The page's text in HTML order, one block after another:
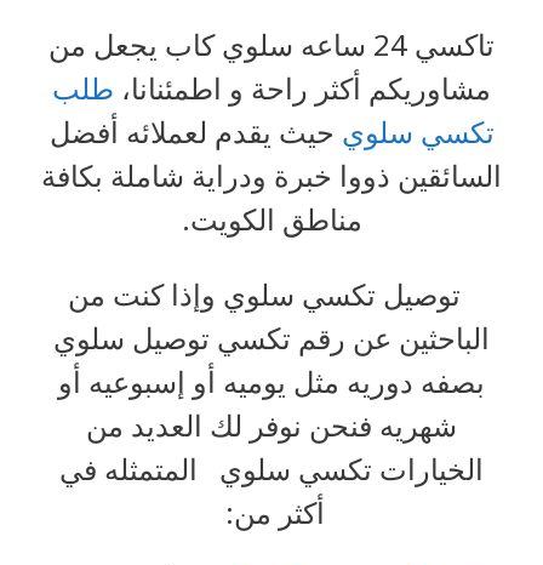
تاكسي 24 ساعه سلوي كاب يجعل من
مشاوريكم أكثر راحة و اطمئنانا، طلب
تكسي سلوي حيث يقدم لعملائه أفضل
السائقين ذووا خبرة ودراية شاملة بكافة
مناطق الكويت.
توصيل تكسي سلوي وإذا كنت من
الباحثين عن رقم تكسي توصيل سلوي
بصفه دوريه مثل يوميه أو إسبوعيه أو
شهريه فنحن نوفر لك العديد من
الخيارات تكسي سلوي المتمثله في
أكثر من: